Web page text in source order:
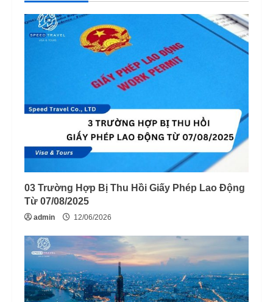
03 Trường Hợp Bị Thu Hồi Giấy Phép Lao Động
Từ 07/08/2025
admin 12/06/2026